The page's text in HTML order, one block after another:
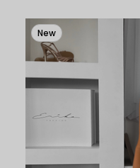
New